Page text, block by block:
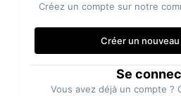
Créez un compte sur notre
Créer un
Se
Vous avez déjà un compte ?